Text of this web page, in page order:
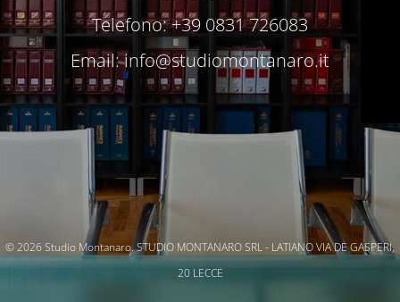
Telefono: +39 0831 726083
Email:info@studiomontanaro.it
© 2026 Studio Montanaro. STUDIO MONTANARO SRL - LATIANO VIA DE GASPERI,
20 LECCE